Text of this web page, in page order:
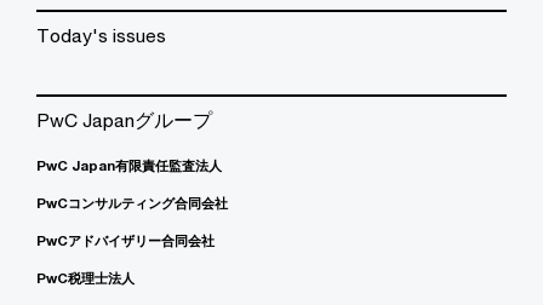
Today's issues
PwC Japanグループ
PwC Japan有限責任監査法人
PwCコンサルティング合同会社
PwCアドバイザリー合同会社
PwC税理士法人